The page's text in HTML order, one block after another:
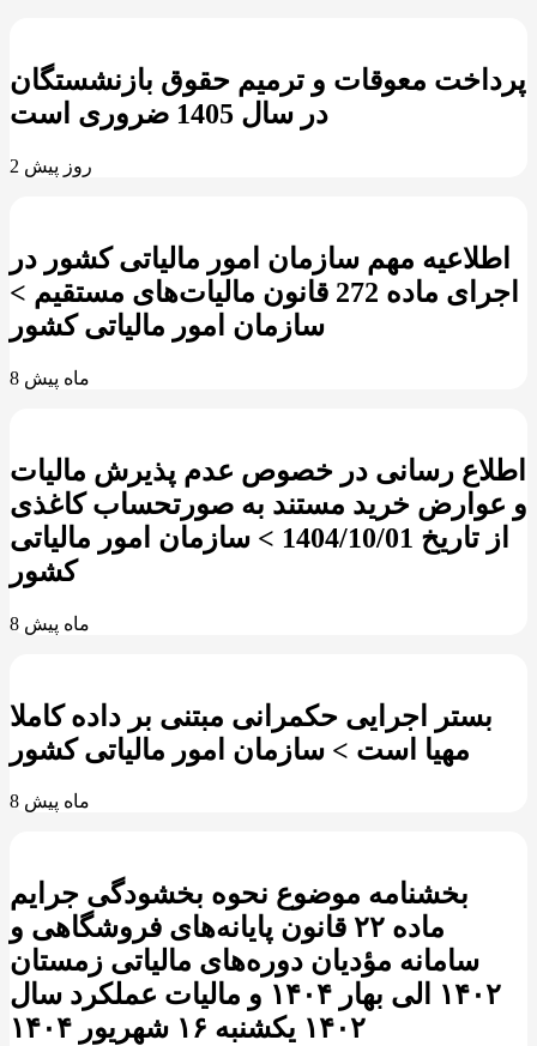
پرداخت معوقات و ترمیم حقوق بازنشستگان
در سال 1405 ضروری است
2 روز پیش
اطلاعيه مهم سازمان امور مالياتی كشور در
اجرای ماده 272 قانون ماليات‌‏های مستقيم >
سازمان امور مالیاتی کشور
8 ماه پیش
اطلاع رسانی در خصوص عدم پذیرش مالیات
و عوارض خرید مستند به صورتحساب کاغذی
از تاریخ 1404/10/01 > سازمان امور مالیاتی
کشور
8 ماه پیش
بستر اجرایی حکمرانی مبتنی بر داده کاملا
مهیا است > سازمان امور مالیاتی کشور
8 ماه پیش
بخشنامه موضوع نحوه بخشودگی جرایم
ماده ۲۲ قانون پایانه‌های فروشگاهی و
سامانه مؤدیان دوره‌های مالیاتی زمستان
۱۴۰۲ الی بهار ۱۴۰۴ و مالیات عملکرد سال
۱۴۰۲ يکشنبه ۱۶ شهريور ۱۴۰۴